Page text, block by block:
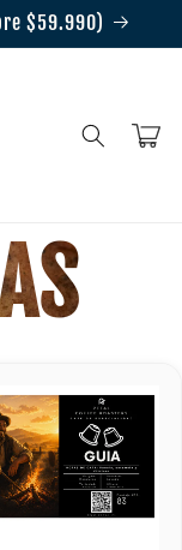
$59.990)
Carrito